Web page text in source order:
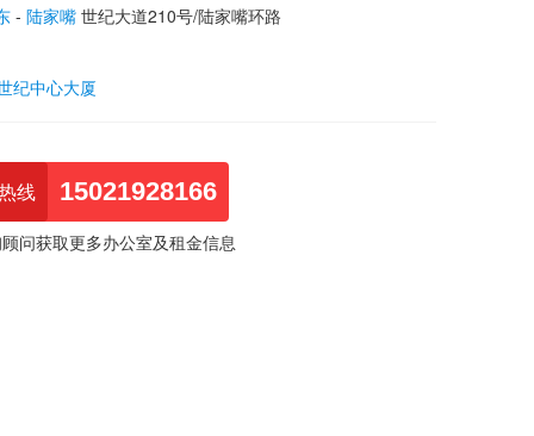
- 陆家嘴 世纪大道210号/陆家嘴环路
纪中心大厦
线 15021928166
问获取更多办公室及租金信息